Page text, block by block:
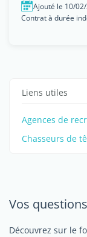
Ajouté le 10/
Contrat à durée
Liens utiles
Agences de
Chasseurs de
Vos
Découvrez sur le